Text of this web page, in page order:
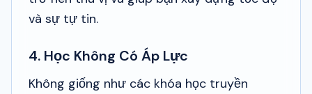
và sự tự tin.
4. Học Không Có Áp Lực
Không giống như các khóa học truyền